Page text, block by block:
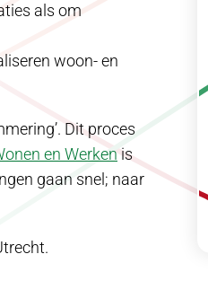
als om
woon- en
Dit proces
en Werken is
gaan snel; naar